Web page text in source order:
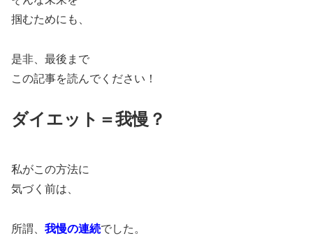
掴むためにも、
是非、最後まで
この記事を読んでください！
ダイエット＝我慢？
私がこの方法に
気づく前は、
所謂、 我慢の連続でした。